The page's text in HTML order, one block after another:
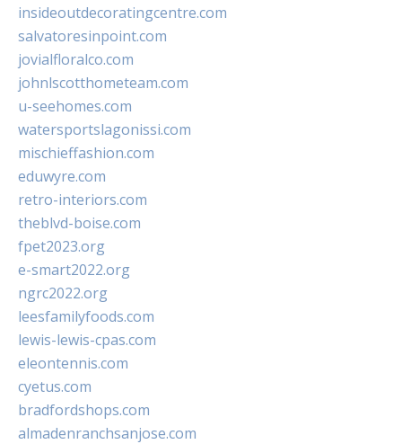
insideoutdecoratingcentre.com
salvatoresinpoint.com
jovialfloralco.com
johnlscotthometeam.com
u-seehomes.com
watersportslagonissi.com
mischieffashion.com
eduwyre.com
retro-interiors.com
theblvd-boise.com
fpet2023.org
e-smart2022.org
ngrc2022.org
leesfamilyfoods.com
lewis-lewis-cpas.com
eleontennis.com
cyetus.com
bradfordshops.com
almadenranchsanjose.com